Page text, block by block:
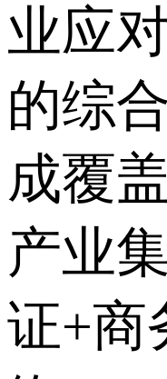
业应
的综
成覆
产业
证+商